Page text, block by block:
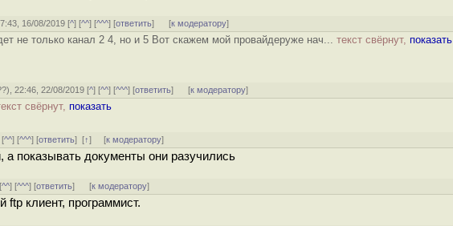
16/08/2019 [^] [^^] [^^^] [ответить] [к модератору]
не только канал 2 4, но и 5 Вот скажем мой провайдеруже нач... текст свёрнут, показать
), 22:46, 22/08/2019 [^] [^^] [^^^] [ответить] [к модератору]
свёрнут, показать
[^^] [^^^] [ответить][↑] [к модератору]
показывать документы они разучились
^^] [^^^] [ответить] [к модератору]
ftp клиент, программист.